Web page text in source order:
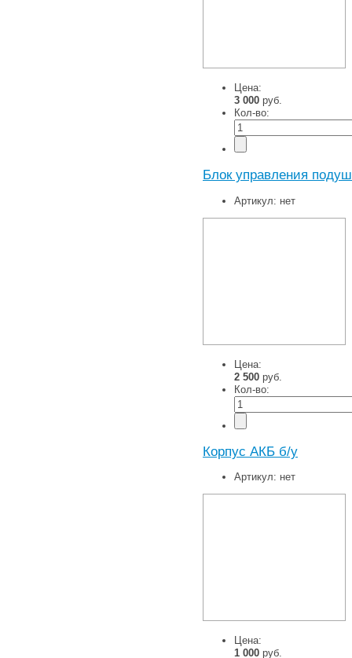
Цена:
3 000 руб.
Кол-во:
Блок управления
Артикул: нет
Цена:
2 500 руб.
Кол-во:
Корпус АКБ б/у
Артикул: нет
Цена:
1 000 руб.